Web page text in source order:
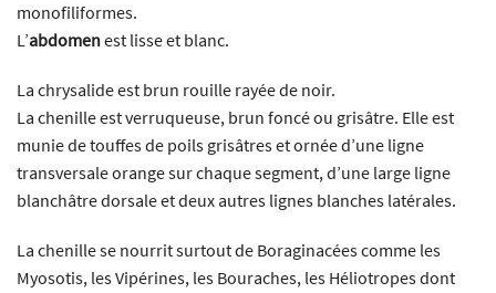
monofiliformes.
L’abdomenest lisse et blanc.
La chrysalide est brun rouille rayée de noir.
La chenille est verruqueuse, brun foncé ou grisâtre. Elle est
munie de touffes de poils grisâtres et ornée d’une ligne
transversale orange sur chaque segment, d’une large ligne
blanchâtre dorsale et deux autres lignes blanches latérales.
La chenille se nourrit surtout de Boraginacées comme les
Myosotis, les Vipérines, les Bouraches, les Héliotropes dont